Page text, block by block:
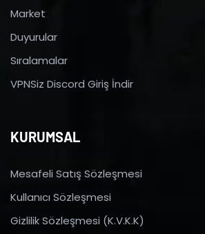
Market
Duyurular
Sıralamalar
VPNSiz Discord Giriş İndir
KURUMSAL
Mesafeli Satış Sözleşmesi
Kullanıcı Sözleşmesi
Gizlilik Sözleşmesi (K.V.K.K)